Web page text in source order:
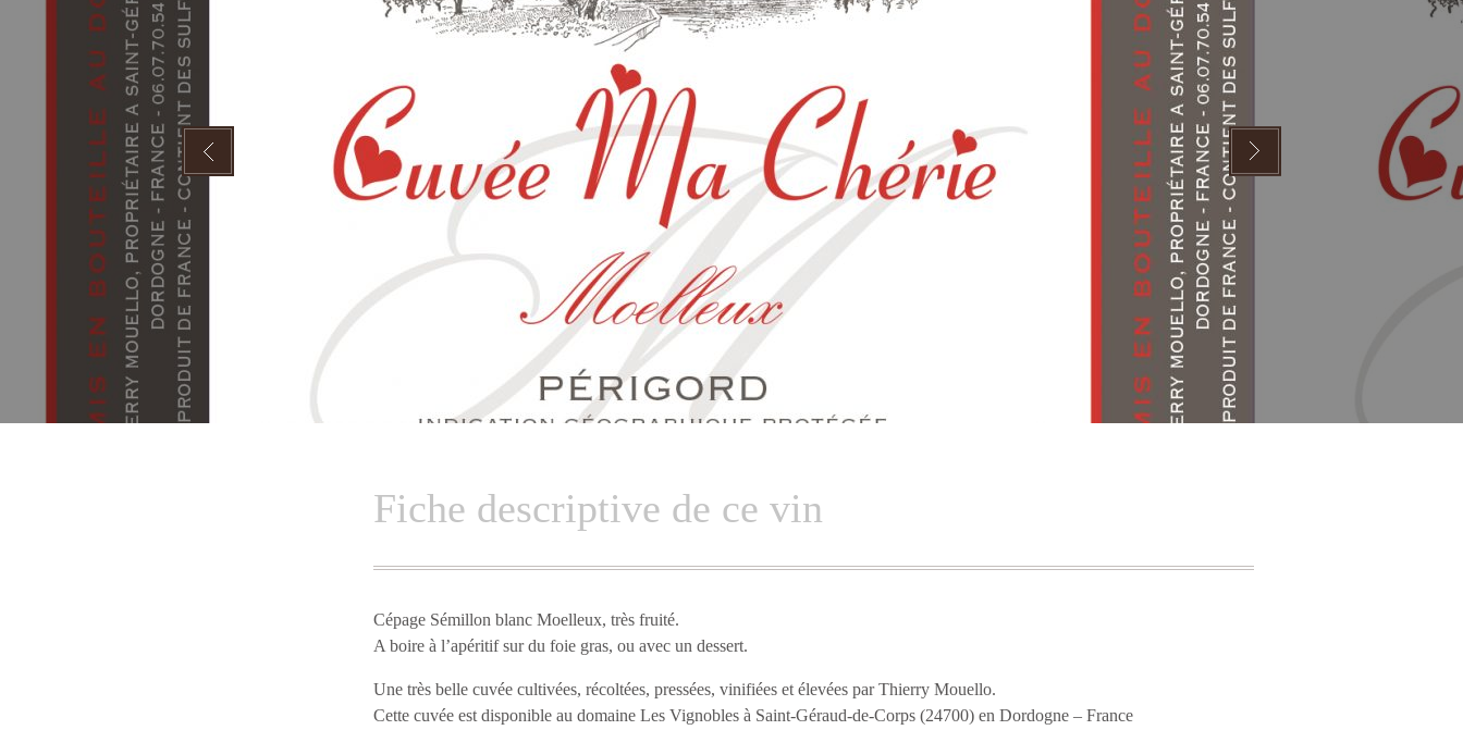
Fiche descriptive de ce vin
Cépage Sémillon blanc Moelleux, très fruité.
A boire à l’apéritif sur du foie gras, ou avec un dessert.
Une très belle cuvée cultivées, récoltées, pressées, vinifiées et élevées par Thierry Mouello.
Cette cuvée est disponible au domaine Les Vignobles à Saint-Géraud-de-Corps (24700) en Dordogne – France